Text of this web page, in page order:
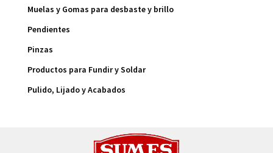
Muelas y Gomas para desbaste y brillo
Pendientes
Pinzas
Productos para Fundir y Soldar
Pulido, Lijado y Acabados